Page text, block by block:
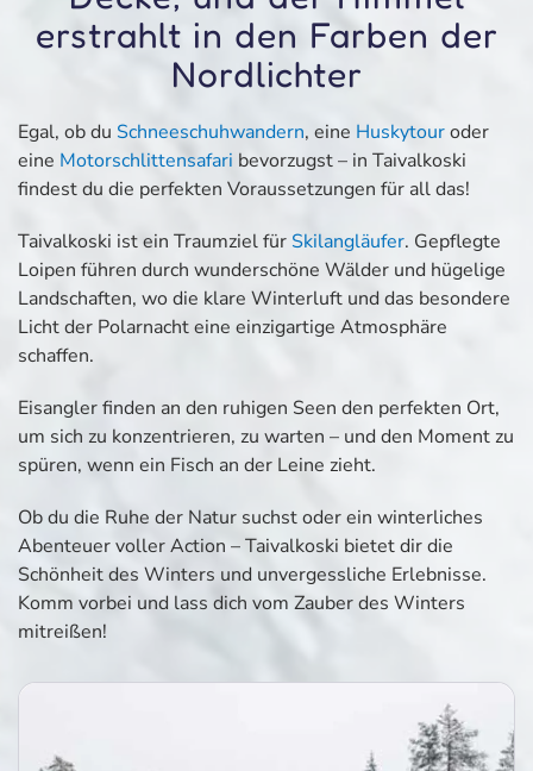
erstrahlt in den Farben der
Nordlichter
Egal, ob du Schneeschuhwandern, eine Huskytouroder
eine Motorschlittensafari bevorzugst – in Taivalkoski
findest du die perfekten Voraussetzungen für all das!
Taivalkoski ist ein Traumziel für Skilangläufer. Gepflegte
Loipen führen durch wunderschöne Wälder und hügelige
Landschaften, wo die klare Winterluft und das besondere
Licht der Polarnacht eine einzigartige Atmosphäre
schaffen.
Eisangler finden an den ruhigen Seen den perfekten Ort,
um sich zu konzentrieren, zu warten – und den Moment zu
spüren, wenn ein Fisch an der Leine zieht.
Ob du die Ruhe der Natur suchst oder ein winterliches
Abenteuer voller Action – Taivalkoski bietet dir die
Schönheit des Winters und unvergessliche Erlebnisse.
Komm vorbei und lass dich vom Zauber des Winters
mitreißen!